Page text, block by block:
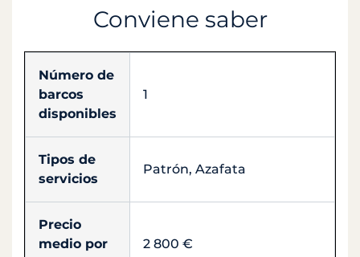
Conviene saber
Número de
barcos
disponibles
1
Tipos de
servicios
Patrón, Azafata
Precio
medio por
2 800 €